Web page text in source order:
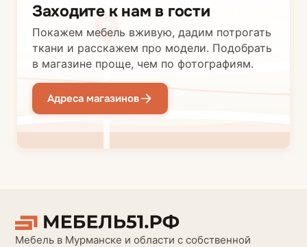
Заходите к нам в гости
Покажем мебель вживую, дадим потрогать
ткани и расскажем про модели. Подобрать
в магазине проще, чем по фотографиям.
Адреса магазинов
Мебель в Мурманске и области с собственной